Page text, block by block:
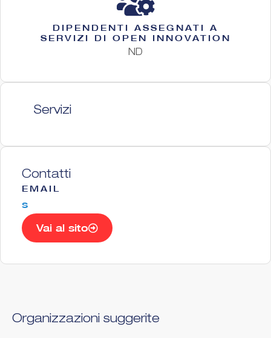
DIPENDENTI ASSEGNATI A
SERVIZI DI OPEN INNOVATION
ND
Servizi
Contatti
EMAIL
s
Vai al sito
Organizzazioni suggerite